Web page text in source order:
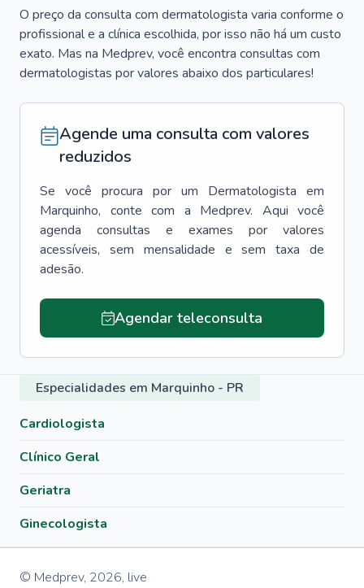
O preço da consulta com dermatologista varia conforme o
profissional e a clínica escolhida, por isso não há um custo
exato. Mas na Medprev, você encontra consultas com
dermatologistas por valores abaixo dos particulares!
Agende uma consulta com valores
reduzidos
Se você procura por um Dermatologista em
Marquinho, conte com a Medprev. Aqui você
agenda consultas e exames por valores
acessíveis, sem mensalidade e sem taxa de
adesão.
Agendar teleconsulta
Especialidades em Marquinho - PR
Cardiologista
Clínico Geral
Geriatra
Ginecologista
© Medprev, 2026, live